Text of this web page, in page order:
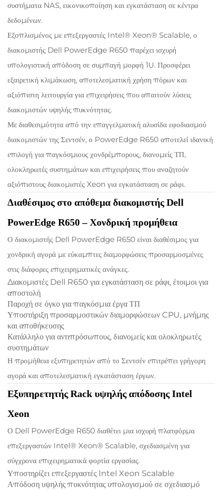
συστήματα NAS, εικονικοποίηση και εγκατάσταση σε κέντρα
δεδομένων.
Εξοπλισμένος με επεξεργαστές Intel® Xeon® Scalable, ο
διακομιστής Dell PowerEdge R650 παρέχει ισχυρή
υπολογιστική απόδοση σε συμπαγή μορφή 1U. Προσφέρει
εξαιρετική κλιμάκωση, αποτελεσματική χρήση πόρων και
αξιόπιστη λειτουργία για επιχειρήσεις που απαιτούν λύσεις
διακομιστών υψηλής πυκνότητας.
Με διαθεσιμότητα από την επαγγελματική αλυσίδα εφοδιασμού
διακομιστών της Σεντσέν, ο PowerEdge R650 αποτελεί ιδανική
επιλογή για παγκόσμιους χονδρέμπορους, διανομείς ΤΠ,
ολοκληρωτές συστημάτων και επιχειρήσεις που αναζητούν
αξιόπιστους διακομιστές Xeon για εγκατάσταση σε ράφι.
Διαθέσιμος στο απόθεμα διακομιστής Dell
PowerEdge R650 – Χονδρική προμήθεια
Ο διακομιστής Dell PowerEdge R650 είναι διαθέσιμος για
χονδρική αγορά με εύκαμπτες διαμορφώσεις προσαρμοσμένες
στις διάφορες επιχειρηματικές ανάγκες.
Διακομιστές Dell R650 για εγκατάσταση σε ράφι, έτοιμοι για
αποστολή
Παροχή σε όγκο για παγκόσμια έργα ΤΠ
Υποστήριξη προσαρμοστικών διαμορφώσεων CPU, μνήμης
και αποθήκευσης
Κατάλληλο για αντιπρόσωπους, διανομείς και ολοκληρωτές
συστημάτων
Η προμήθεια εξυπηρετητών από το Σεντσέν επιτρέπει γρήγορη
αγορά και αποτελεσματική εγκατάσταση έργων.
Εξυπηρετητής Rack υψηλής απόδοσης Intel
Xeon
Ο Dell PowerEdge R650 διαθέτει μια ισχυρή πλατφόρμα
επεξεργαστών Intel® Xeon® Scalable, σχεδιασμένη για
σύγχρονα επιχειρηματικά φορτία εργασίας.
Υποστηρίζει επεξεργαστές Intel Xeon Scalable
Απόδοση υψηλής πυκνότητας υπολογισμού σε σχεδιασμό